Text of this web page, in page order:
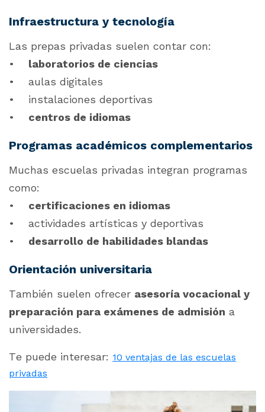
Infraestructura y tecnología
Las prepas privadas suelen contar con:
• laboratorios de ciencias
• aulas digitales
• instalaciones deportivas
• centros de idiomas
Programas académicos complementarios
Muchas escuelas privadas integran programas
como:
• certificaciones en idiomas
• actividades artísticas y deportivas
• desarrollo de habilidades blandas
Orientación universitaria
También suelen ofrecer asesoría vocacional y
preparación para exámenes de admisión a
universidades.
Te puede interesar: 10 ventajas de las escuelas
privadas